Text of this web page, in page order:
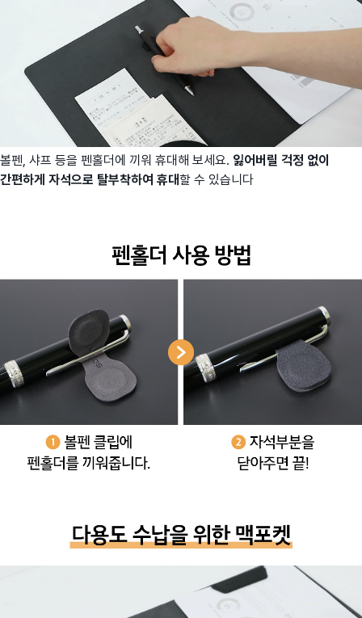
볼펜, 샤프 등을 펜홀더에 끼워 휴대해 보세요. 잃어버릴 걱정 없이
간편하게 자석으로 탈부착하여 휴대할 수 있습니다